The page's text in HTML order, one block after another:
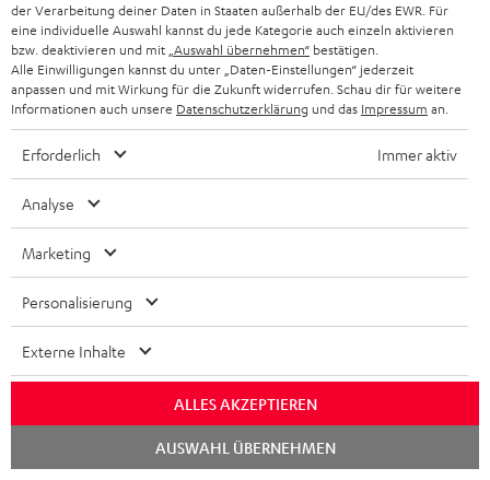
Plattenspieler etwas zu
Komplette Bewertung lesen
Markus M.
Top Anlage
Sehr guter Klang, kompakt, edles Design. Beim Plattenspieler
fehlt der automatische Stop, dass stört etwas. Die Platte läuft
endlos weiter a
Sehr gut Teufel Anlage
Bin äußerst zufrieden, toll und super Sound
der Verarbeitung deiner Daten in Staaten außerhalb der EU/des EWR. Für
eine individuelle Auswahl kannst du jede Kategorie auch einzeln aktivieren
bzw. deaktivieren und mit „Auswahl übernehmen“ bestätigen.
Alle Einwilligungen kannst du unter „Daten-Einstellungen“ jederzeit
anpassen und mit Wirkung für die Zukunft widerrufen. Schau dir für weitere
Informationen auch unsere Datenschutzerklärung und das Impressum an.
Erforderlich Immer aktiv
Analyse
Marketing
Personalisierung
Externe Inhalte
ALLES AKZEPTIEREN
AUSWAHL ÜBERNEHMEN